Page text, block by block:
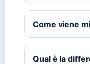
Come viene
Qual è la